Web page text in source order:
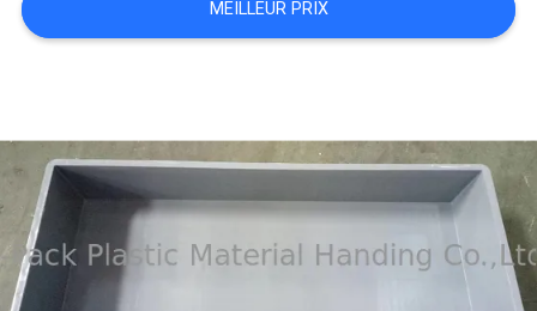
DEMANDEZ
DEVIS
PLAN
DU
SITE
MEILLEUR PRIX